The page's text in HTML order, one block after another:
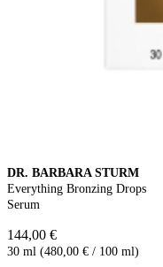
DR. BARBARA STURM
Everything Bronzing Drops
Serum
144,00 €
30 ml (480,00 € / 100 ml)